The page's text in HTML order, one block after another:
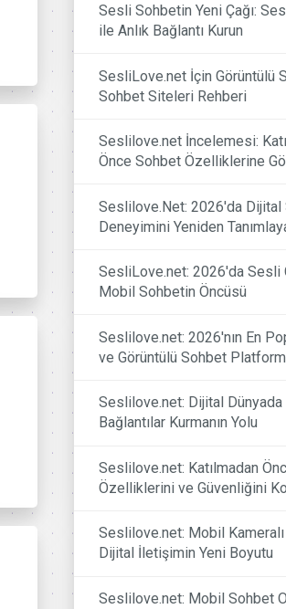
Sesli Sohbetin Yeni Çağı:
ile Anlık Bağlantı Kurun
SesliLove.net İçin Görüntülü
Sohbet Siteleri Rehberi
Seslilove.net İncelemesi:
Önce Sohbet Özelliklerine
Seslilove.Net: 2026'da Dijital
Deneyimini Yeniden
SesliLove.net: 2026'da Sesli
Mobil Sohbetin Öncüsü
Seslilove.net: 2026'nın En
ve Görüntülü Sohbet
Seslilove.net: Dijital Dünyada
Bağlantılar Kurmanın Yolu
Seslilove.net: Katılmadan
Özelliklerini ve Güvenliğini
Seslilove.net: Mobil
Dijital İletişimin Yeni Boyutu
Seslilove.net: Mobil Sohbet